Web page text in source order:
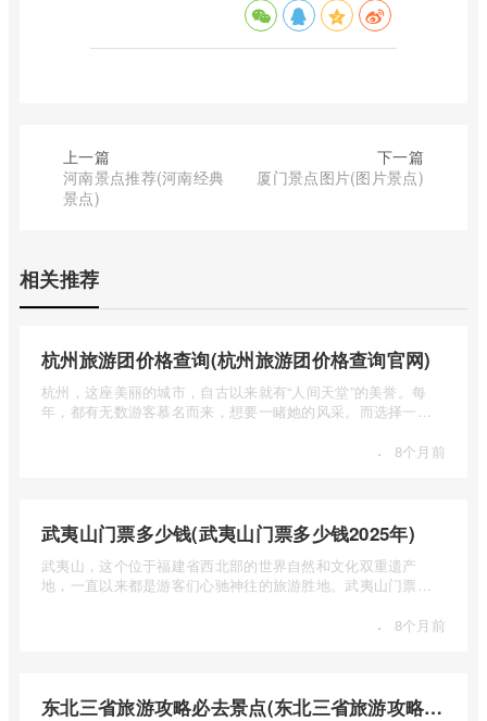
上一篇
河南景点推荐(河南经典
景点)
下一篇
厦门景点图片(图片景点)
相关推荐
杭州旅游团价格查询(杭州旅游团价格查询官网)
杭州，这座美丽的城市，自古以来就有“人间天堂”的美誉。每
年，都有无数游客慕名而来，想要一睹她的风采。而选择一个
· 8个月前
武夷山门票多少钱(武夷山门票多少钱2025年)
武夷山，这个位于福建省西北部的世界自然和文化双重遗产
地，一直以来都是游客们心驰神往的旅游胜地。武夷山门票多
· 8个月前
东北三省旅游攻略必去景点(东北三省旅游攻略必去景点视频介绍)